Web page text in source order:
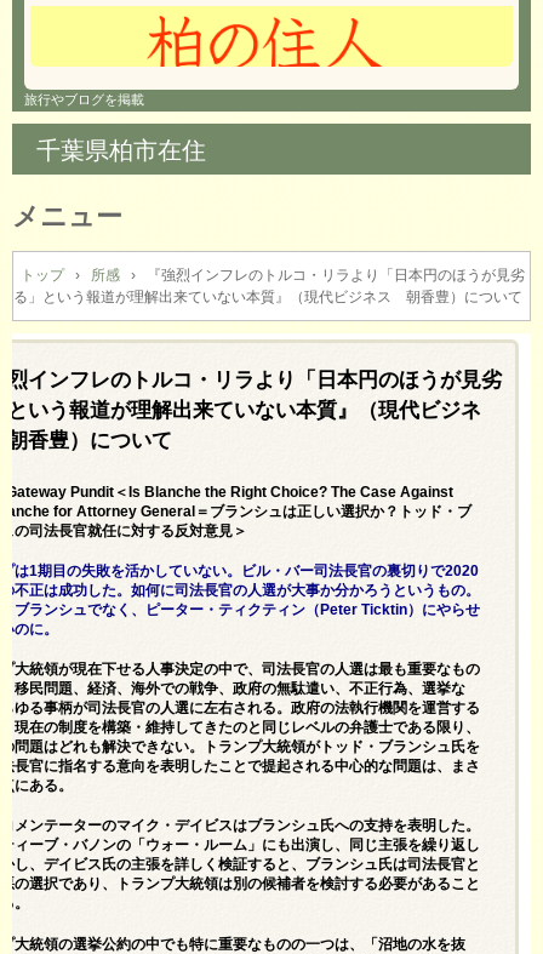
旅行やブログを掲載
千葉県柏市在住
メニュー
コ
ン
テ
ン
へ
ス
キ
ッ
トップ › 所感 ›
『強烈インフレのトルコ・リラより「日本円のほうが見劣
る」という報道が理解出来ていない本質』（現代ビジネス 朝香豊）について
烈インフレのトルコ・リラより「日本円のほうが見劣
という報道が理解出来ていない本質』（現代ビジネ
香豊）について
Gateway Pundit＜Is Blanche the Right Choice? The Case Against
for Attorney General＝ブランシュは正しい選択か？トッド・ブ
の司法長官就任に対する反対意見＞
は1期目の失敗を活かしていない。ビル・バー司法長官の裏切りで2020
不正は成功した。如何に司法長官の人選が大事か分かろうというもの。
ブランシュでなく、ピーター・ティクティン（Peter Ticktin）にやらせ
のに。
大統領が現在下せる人事決定の中で、司法長官の人選は最も重要なもの
移民問題、経済、海外での戦争、政府の無駄遣い、不正行為、選挙な
ゆる事柄が司法長官の人選に左右される。政府の法執行機関を運営する
現在の制度を構築・維持してきたのと同じレベルの弁護士である限り、
問題はどれも解決できない。トランプ大統領がトッド・ブランシュ氏を
長官に指名する意向を表明したことで提起される中心的な問題は、まさ
にある。
メンテーターのマイク・デイビスはブランシュ氏への支持を表明した。
ィーブ・バノンの「ウォー・ルーム」 にも出演し、同じ主張を繰り返し
し、デイビス氏の主張を詳しく検証すると、ブランシュ氏は司法長官と
の選択であり、トランプ大統領は別の候補者を検討する必要があること
。
大統領の選挙公約の中でも特に重要なものの一つは、「沼地の水を抜